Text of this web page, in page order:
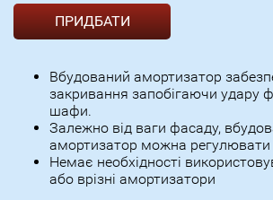
Вбудований амортизатор
закривання запобігаючи удару
шафи.
Залежно від ваги фасаду,
амортизатор можна регулювати
Немає необхідності
або врізні амортизатори